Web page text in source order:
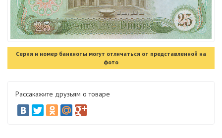
Серия и номер банкноты могут отличаться от представленной на
фото
Рассакажите друзьям о товаре